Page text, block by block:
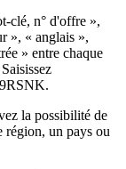
clé, n° d'offre »,
», « anglais »,
» entre chaque
la possibilité de
région, un pays ou